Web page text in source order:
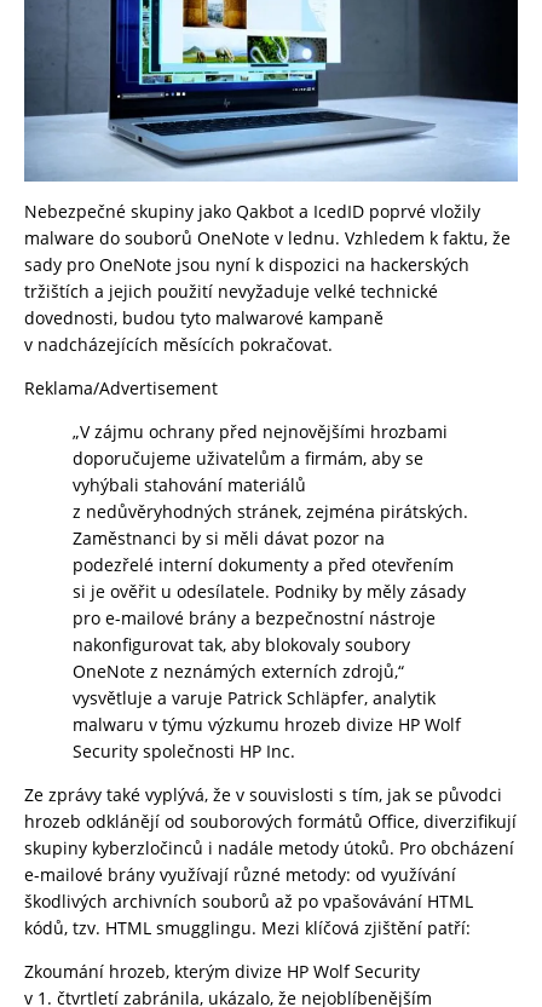
Nebezpečné skupiny jako Qakbot a IcedID poprvé vložily
malware do souborů OneNote v lednu. Vzhledem k faktu, že
sady pro OneNote jsou nyní k dispozici na hackerských
tržištích a jejich použití nevyžaduje velké technické
dovednosti, budou tyto malwarové kampaně
v nadcházejících měsících pokračovat.
Reklama/Advertisement
„V zájmu ochrany před nejnovějšími hrozbami
doporučujeme uživatelům a firmám, aby se
vyhýbali stahování materiálů
z nedůvěryhodných stránek, zejména pirátských.
Zaměstnanci by si měli dávat pozor na
podezřelé interní dokumenty a před otevřením
si je ověřit u odesílatele. Podniky by měly zásady
pro e-mailové brány a bezpečnostní nástroje
nakonfigurovat tak, aby blokovaly soubory
OneNote z neznámých externích zdrojů,“
vysvětluje a varuje Patrick Schläpfer, analytik
malwaru v týmu výzkumu hrozeb divize HP Wolf
Security společnosti HP Inc.
Ze zprávy také vyplývá, že v souvislosti s tím, jak se původci
hrozeb odklánějí od souborových formátů Office, diverzifikují
skupiny kyberzločinců i nadále metody útoků. Pro obcházení
e-mailové brány využívají různé metody: od využívání
škodlivých archivních souborů až po vpašovávání HTML
kódů, tzv. HTML smugglingu. Mezi klíčová zjištění patří:
Zkoumání hrozeb, kterým divize HP Wolf Security
v 1. čtvrtletí zabránila, ukázalo, že nejoblíbenějším